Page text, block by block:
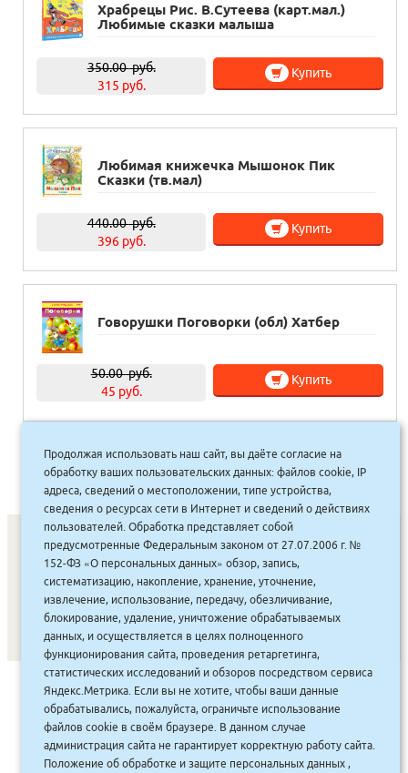
Храбрецы Рис. В.Сутеева (карт.мал.)
Любимые сказки малыша
350.00руб.
315 руб.
Купить
Любимая книжечка Мышонок Пик
Сказки (тв.мал)
440.00руб.
396 руб.
Купить
Говорушки Поговорки (обл) Хатбер
50.00руб.
45 руб.
Купить
1 2 3 »
СОНУННАР|КОМПАНИЯ ТУҺУНАН| МАҔАҺЫЫННАР
АКЦИЯЛАР|ДИСКОНТНАЙ СИСТЕМА|ЮРИДИЧЕСКАЙ
ВАКАНСИЯЛАР
САЙТ СОЗДАН:ООО "ЭЙФОС". ИНФОРМАЦИОННЫЕ
ТЕХНОЛОГИИ
Продолжая использовать наш сайт, вы даёте согласие на
обработку ваших пользовательских данных: файлов cookie, IP
адреса, сведений о местоположении, типе устройства,
сведения о ресурсах сети в Интернет и сведений о действиях
пользователей. Обработка представляет собой
предусмотренные Федеральным законом от 27.07.2006 г. №
152-ФЗ «О персональных данных» обзор, запись,
систематизацию, накопление, хранение, уточнение,
извлечение, использование, передачу, обезличивание,
блокирование, удаление, уничтожение обрабатываемых
данных, и осуществляется в целях полноценного
функционирования сайта, проведения ретаргетинга,
статистических исследований и обзоров посредством сервиса
Яндекс.Метрика. Если вы не хотите, чтобы ваши данные
обрабатывались, пожалуйста, ограничьте использование
файлов cookie в своём браузере. В данном случае
администрация сайта не гарантирует корректную работу сайта.
Положение об обработке и защите персональных данных ,